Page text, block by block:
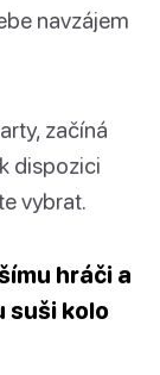
navzájem
začíná
dispozici
vybrat.
hráči a
suši kolo